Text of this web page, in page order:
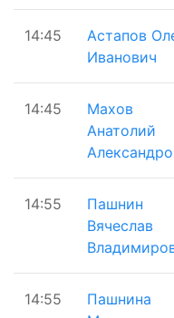
14:45
Астапов
Иванович
14:45
Махов
Анатолий
14:55
Пашнин
Вячеслав
14:55
Пашнина